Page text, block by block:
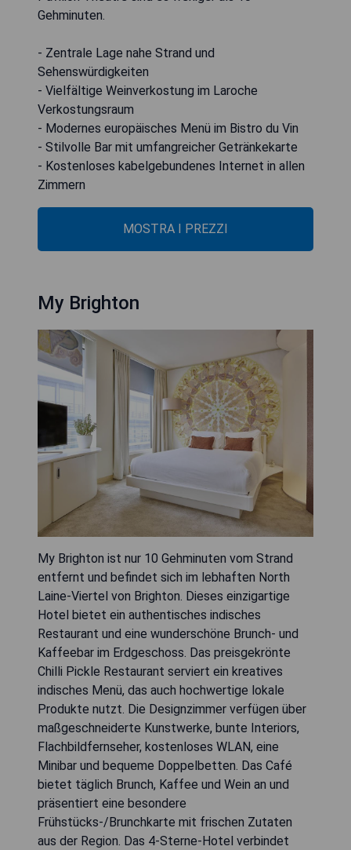
Gehminuten.
- Zentrale Lage nahe Strand und
Sehenswürdigkeiten
- Vielfältige Weinverkostung im Laroche
Verkostungsraum
- Modernes europäisches Menü im Bistro du Vin
- Stilvolle Bar mit umfangreicher Getränkekarte
- Kostenloses kabelgebundenes Internet in allen
Zimmern
MOSTRA I PREZZI
My Brighton
My Brighton ist nur 10 Gehminuten vom Strand
entfernt und befindet sich im lebhaften North
Laine-Viertel von Brighton. Dieses einzigartige
Hotel bietet ein authentisches indisches
Restaurant und eine wunderschöne Brunch- und
Kaffeebar im Erdgeschoss. Das preisgekrönte
Chilli Pickle Restaurant serviert ein kreatives
indisches Menü, das auch hochwertige lokale
Produkte nutzt. Die Designzimmer verfügen über
maßgeschneiderte Kunstwerke, bunte Interiors,
Flachbildfernseher, kostenloses WLAN, eine
Minibar und bequeme Doppelbetten. Das Café
bietet täglich Brunch, Kaffee und Wein an und
präsentiert eine besondere
Frühstücks-/Brunchkarte mit frischen Zutaten
aus der Region. Das 4-Sterne-Hotel verbindet